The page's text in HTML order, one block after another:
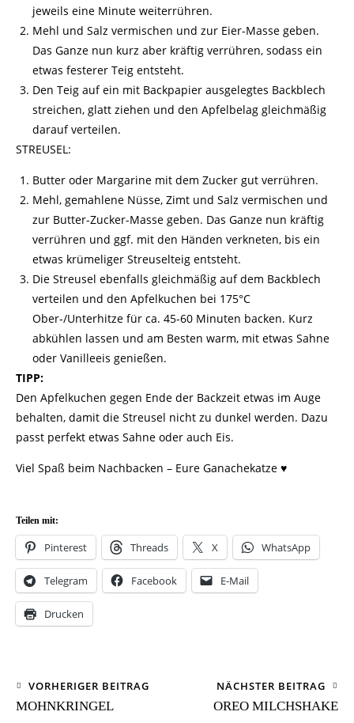
jeweils eine Minute weiterrühren.
Mehl und Salz vermischen und zur Eier-Masse geben.
Das Ganze nun kurz aber kräftig verrühren, sodass ein
etwas festerer Teig entsteht.
Den Teig auf ein mit Backpapier ausgelegtes Backblech
streichen, glatt ziehen und den Apfelbelag gleichmäßig
darauf verteilen.
STREUSEL:
Butter oder Margarine mit dem Zucker gut verrühren.
Mehl, gemahlene Nüsse, Zimt und Salz vermischen und
zur Butter-Zucker-Masse geben. Das Ganze nun kräftig
verrühren und ggf. mit den Händen verkneten, bis ein
etwas krümeliger Streuselteig entsteht.
Die Streusel ebenfalls gleichmäßig auf dem Backblech
verteilen und den Apfelkuchen bei 175°C
Ober-/Unterhitze für ca. 45-60 Minuten backen. Kurz
abkühlen lassen und am Besten warm, mit etwas Sahne
oder Vanilleeis genießen.
TIPP:
Den Apfelkuchen gegen Ende der Backzeit etwas im Auge
behalten, damit die Streusel nicht zu dunkel werden. Dazu
passt perfekt etwas Sahne oder auch Eis.
Viel Spaß beim Nachbacken – Eure Ganachekatze ♥
Teilen mit:
Pinterest Threads X WhatsApp
Telegram Facebook E-Mail
Drucken
VORHERIGER BEITRAG
MOHNKRINGEL
NÄCHSTER BEITRAG
OREO MILCHSHAKE